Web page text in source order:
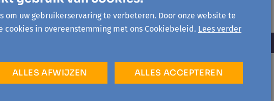
om uw gebruikerservaring te verbeteren. Door onze website te
in overeenstemming met ons Cookiebeleid. Lees verder
ALLES ACCEPTEREN
ALLES AFWIJZEN